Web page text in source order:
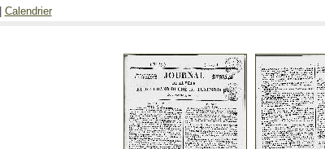
Calendrier